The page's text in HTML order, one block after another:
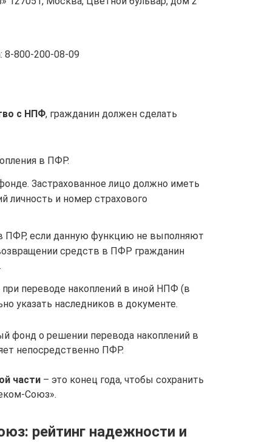
8-800-200-08-09
с НПФ, гражданин должен сделать
в ПФР.
Застрахованное лицо должно иметь
личность и номер страхового
ПФР, если данную функцию не выполняют
средств в ПФР гражданин
переводе накоплений в иной НПФ (в
указать наследников в документе.
фонд о решении перевода накоплений в
непосредственно ПФР.
части – это конец года, чтобы сохранить
Союз».
рейтинг надежности и